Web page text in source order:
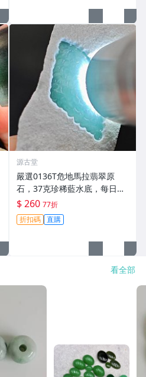
源古堂
嚴選0136T危地馬拉翡翠原
石，37克珍稀藍水底，每日拍
賣晚11點截拍，真實成交保
證。藍水、危地馬拉、翡翠原
石
$ 260 77折
折扣碼 直購
看全部